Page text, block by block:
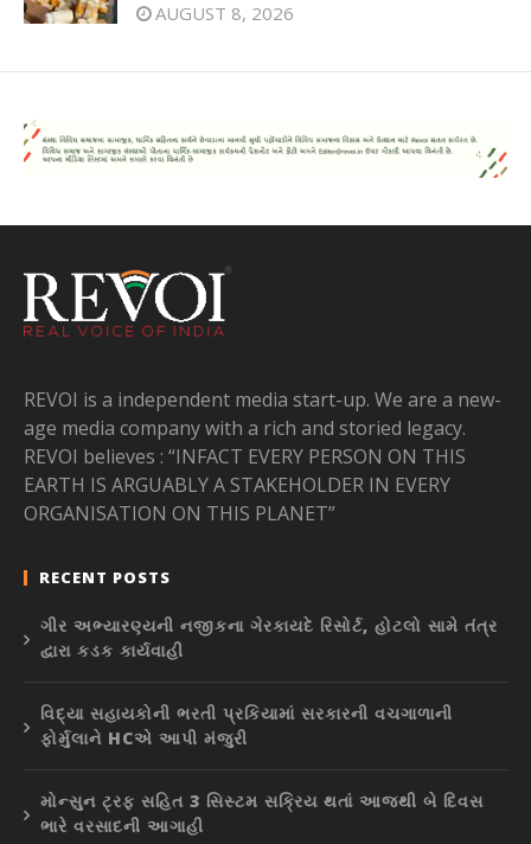
AUGUST 8, 2026
REVOI is a independent media start-up. We are a new-
age media company with a rich and storied legacy.
REVOI believes : “INFACT EVERY PERSON ON THIS
EARTH IS ARGUABLY A STAKEHOLDER IN EVERY
ORGANISATION ON THIS PLANET”
RECENT POSTS
ગીર અભ્યારણ્યની નજીકના ગેરકાયદે રિસોર્ટ, હોટલો સામે તંત્ર
દ્વારા કડક કાર્યવાહી
વિદ્યા સહાયકોની ભરતી પ્રકિયામાં સરકારની વચગાળાની
ફોર્મુલાને HCએ આપી મંજુરી
મોન્સુન ટ્રફ સહિત 3 સિસ્ટમ સક્રિય થતાં આજથી બે દિવસ
ભારે વરસાદની આગાહી